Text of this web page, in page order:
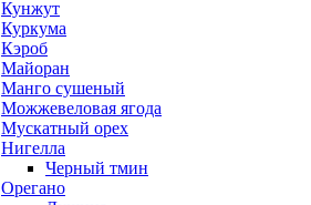
Кунжут
Куркума
Кэроб
Майоран
Манго сушеный
Можжевеловая ягода
Мускатный орех
Нигелла
Черный тмин
Орегано